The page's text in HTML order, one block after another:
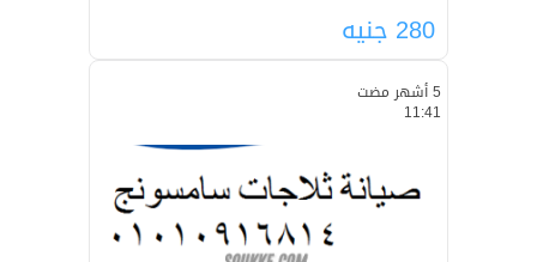
280 جنيه
5 أشهر مضت
11:41